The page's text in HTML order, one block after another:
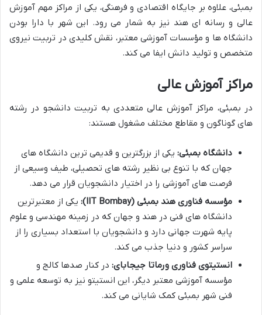
بمبئی، علاوه بر جایگاه اقتصادی و فرهنگی، یکی از مراکز مهم آموزش
عالی و رسانه ای هند نیز به شمار می رود. این شهر با دارا بودن
دانشگاه ها و مؤسسات آموزشی معتبر، نقش کلیدی در تربیت نیروی
متخصص و تولید دانش ایفا می کند.
مراکز آموزش عالی
در بمبئی، مراکز آموزش عالی متعددی به تربیت دانشجو در رشته
های گوناگون و مقاطع مختلف مشغول هستند:
دانشگاه بمبئی: یکی از بزرگترین و قدیمی ترین دانشگاه های
جهان که با تنوع بی نظیر رشته های تحصیلی، طیف وسیعی از
فرصت های آموزشی را در اختیار دانشجویان قرار می دهد.
مؤسسه فناوری هند بمبئی (IIT Bombay):
یکی از معتبرترین
دانشگاه های فنی در هند و جهان که در زمینه مهندسی و علوم
پایه شهرت جهانی دارد و دانشجویان با استعداد بسیاری را از
سراسر کشور و دنیا جذب می کند.
انستیتوی فناوری ورماتا جیجابای: در کنار صدها کالج و
مؤسسه آموزشی معتبر دیگر، این انستیتو نیز به توسعه علمی و
فنی شهر بمبئی کمک شایانی می کند.